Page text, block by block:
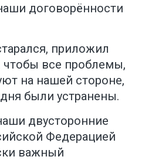
договорённости
приложил
чтобы все проблемы,
на нашей стороне,
были устранены.
двусторонние
Федерацией
важный